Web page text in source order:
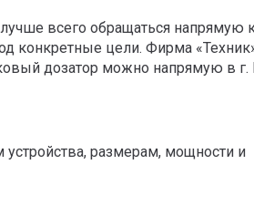
всего обращаться напрямую
конкретные цели. Фирма
дозатор можно напрямую в г.
устройства, размерам, мощности и